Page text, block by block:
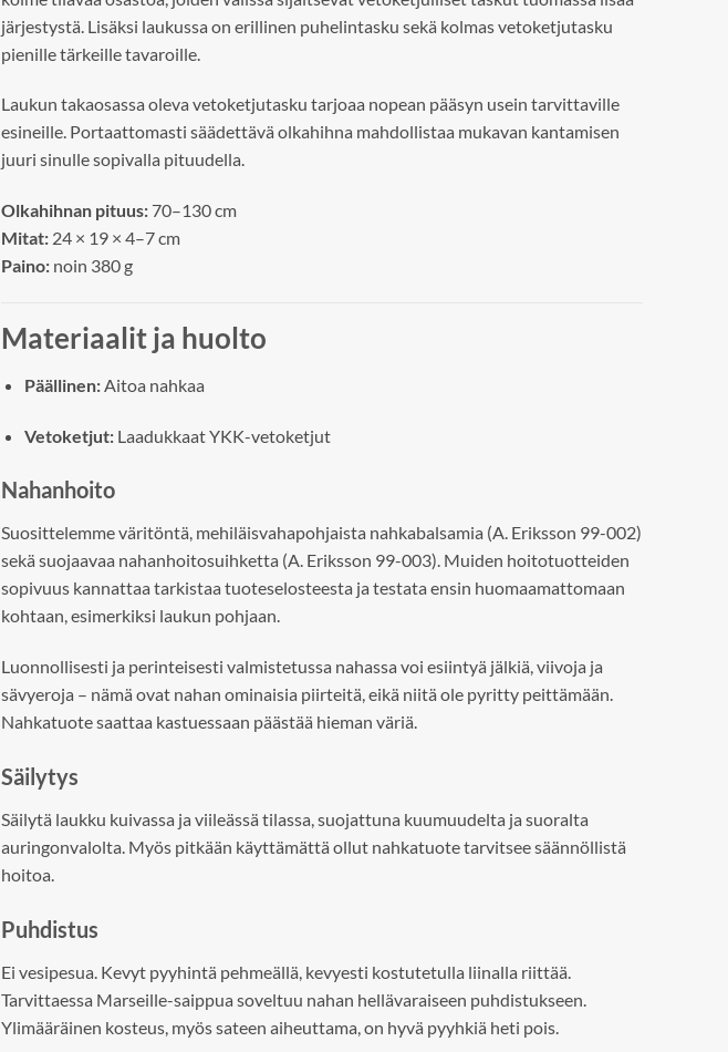
järjestystä. Lisäksi laukussa on erillinen puhelintasku sekä kolmas vetoketjutasku
pienille tärkeille tavaroille.
Laukun takaosassa oleva vetoketjutasku tarjoaa nopean pääsyn usein tarvittaville
esineille. Portaattomasti säädettävä olkahihna mahdollistaa mukavan kantamisen
juuri sinulle sopivalla pituudella.
Olkahihnan pituus: 70–130 cm
Mitat: 24 × 19 × 4–7 cm
Paino: noin 380 g
Materiaalit ja huolto
Päällinen:Aitoa nahkaa
Vetoketjut:Laadukkaat YKK-vetoketjut
Nahanhoito
Suosittelemme väritöntä, mehiläisvahapohjaista nahkabalsamia (A. Eriksson 99-002)
sekä suojaavaa nahanhoitosuihketta (A. Eriksson 99-003). Muiden hoitotuotteiden
sopivuus kannattaa tarkistaa tuoteselosteesta ja testata ensin huomaamattomaan
kohtaan, esimerkiksi laukun pohjaan.
Luonnollisesti ja perinteisesti valmistetussa nahassa voi esiintyä jälkiä, viivoja ja
sävyeroja – nämä ovat nahan ominaisia piirteitä, eikä niitä ole pyritty peittämään.
Nahkatuote saattaa kastuessaan päästää hieman väriä.
Säilytys
Säilytä laukku kuivassa ja viileässä tilassa, suojattuna kuumuudelta ja suoralta
auringonvalolta. Myös pitkään käyttämättä ollut nahkatuote tarvitsee säännöllistä
hoitoa.
Puhdistus
Ei vesipesua. Kevyt pyyhintä pehmeällä, kevyesti kostutetulla liinalla riittää.
Tarvittaessa Marseille-saippua soveltuu nahan hellävaraiseen puhdistukseen.
Ylimääräinen kosteus, myös sateen aiheuttama, on hyvä pyyhkiä heti pois.